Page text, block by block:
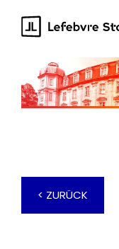
springen
< ZURÜCK